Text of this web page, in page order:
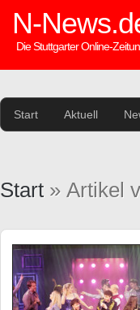
N-
Die Stuttgarter Online-
Start Aktuell
Start » Artikel